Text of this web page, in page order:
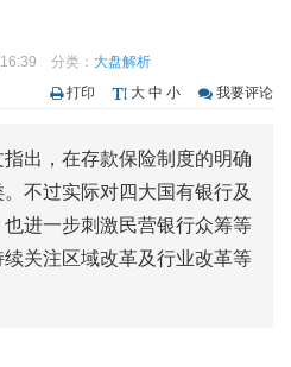
分类： 大盘解析
打印
大 中 小 我要评论
出，在存款保险制度的明确
不过实际对四大国有银行及
进一步刺激民营银行众筹等
关注区域改革及行业改革等